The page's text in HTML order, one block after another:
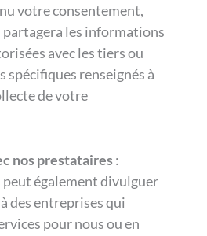
votre consentement,
partagera les informations
avec les tiers ou
spécifiques renseignés à
de votre
nos prestataires :
peut également divulguer
des entreprises qui
pour nous ou en